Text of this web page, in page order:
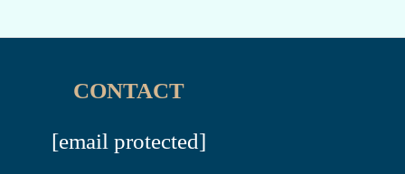
CONTACT
[email protected]